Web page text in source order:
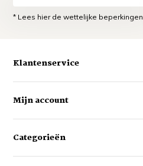
* Lees hier de wettelijke beperkingen
Klantenservice
Mijn account
Categorieën